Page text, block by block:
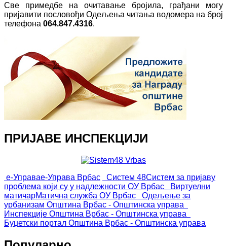
Све примедбе на очитавање бројила, грађани могу
пријавити пословођи Одељења читања водомера на број
телефона 064.847.4316.
ПРИЈАВЕ ИНСПЕКЦИЈИ
е-Управае-Управа Врбас Систем 48Систем за пријаву
проблема који су у надлежности ОУ Врбас
Виртуелни
матичарМатична служба ОУ Врбас
Одељење за
урбанизам Општина Врбас - Општинска управа
Инспекције Општина Врбас - Општинска управа
Буџетски портал Општина Врбас - Општинска управа